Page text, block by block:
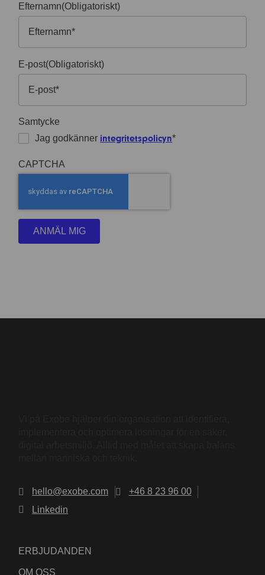
Efternamn(Obligatoriskt)
E-post(Obligatoriskt)
Samtycke
Jag godkänner integritetspolicyn*
CAPTCHA
hello@exobe.com
+46 8 23 96 00
Linkedin
ERBJUDANDEN
OM OSS